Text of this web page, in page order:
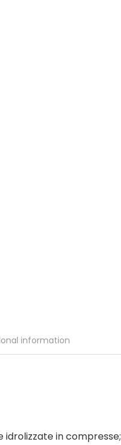
information
idrolizzate in